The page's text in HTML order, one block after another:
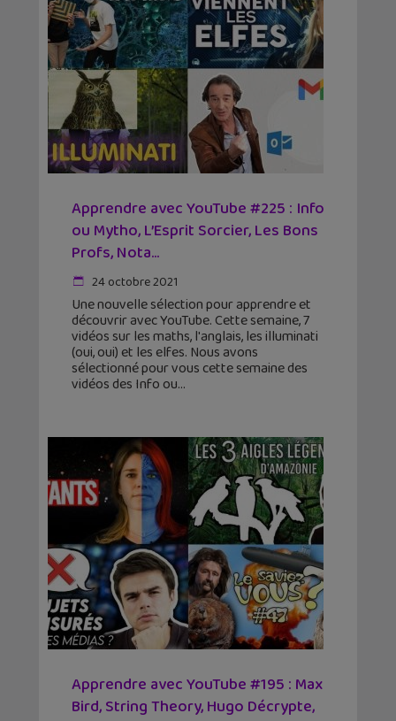
Apprendre avec YouTube #225 : Info
ou Mytho, L’Esprit Sorcier, Les Bons
Profs, Nota...
24 octobre 2021
Une nouvelle sélection pour apprendre et
découvrir avec YouTube. Cette semaine, 7
vidéos sur les maths, l'anglais, les illuminati
(oui, oui) et les elfes. Nous avons
sélectionné pour vous cette semaine des
vidéos des Info ou
Apprendre avec YouTube #195 : Max
Bird, String Theory, Hugo Décrypte,